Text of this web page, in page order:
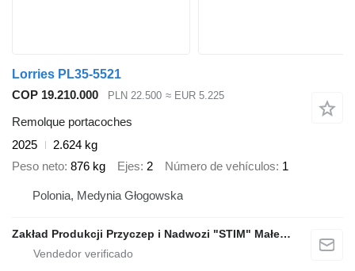
Lorries PL35-5521
COP 19.210.000
PLN 22.500 ≈ EUR 5.225
Remolque portacoches
2025
2.624 kg
Peso neto 876 kg Ejes 2 Número de vehículos 1
Polonia, Medynia Głogowska
Zakład Produkcji Przyczep i Nadwozi "STIM" Małecki s.j.